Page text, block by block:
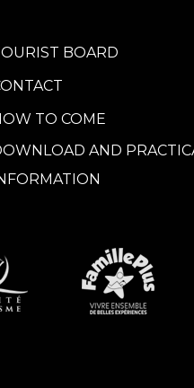
BOARD
TO COME
AND